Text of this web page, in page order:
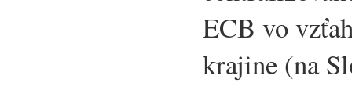
ECB vo
krajine (na